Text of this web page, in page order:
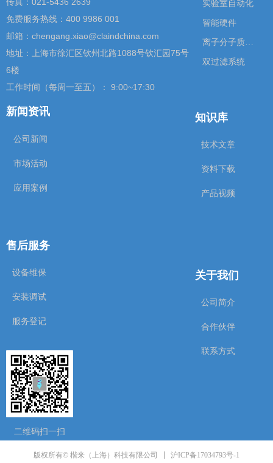
免费服务热线：400 9986 001
邮箱：chengang.xiao@claindchina.com
地址：上海市徐汇区钦州北路1088号钦汇园75号
6楼
工作时间（每周一至五）： 9:00~17:30
二维码扫一扫
公司简介
合作伙伴
联系方式
关于我们
实验室自动化
智能硬件
离子分子质谱仪
双过滤系统
新闻资讯
公司新闻
市场活动
应用案例
技术文章
资料下载
产品视频
知识库
售后服务
设备维保
安装调试
服务登记
版权所有© 楷来（上海）科技有限公司 沪ICP备17034793号-1